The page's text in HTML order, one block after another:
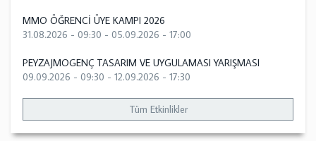
MMO ÖĞRENCİ ÜYE KAMPI 2026
31.08.2026 - 09:30 - 05.09.2026 - 17:00
PEYZAJMOGENÇ TASARIM VE UYGULAMASI YARIŞMASI
09.09.2026 - 09:30 - 12.09.2026 - 17:30
Tüm Etkinlikler